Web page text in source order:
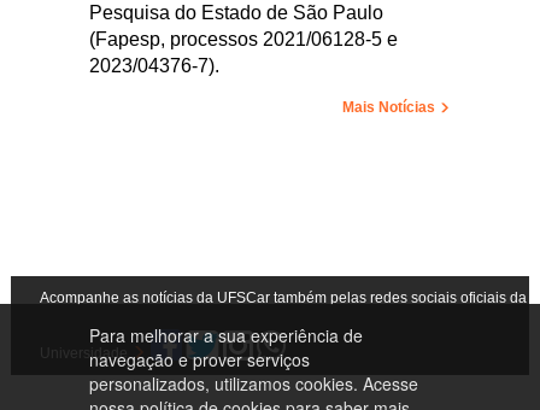
Para melhorar a sua experiência de
navegação e prover serviços
personalizados, utilizamos cookies. Acesse
Pesquisa do Estado de São Paulo
(Fapesp, processos 2021/06128-5 e
2023/04376-7).
Mais Notícias
Acompanhe as notícias da UFSCar também pelas redes sociais oficiais da
Universidade